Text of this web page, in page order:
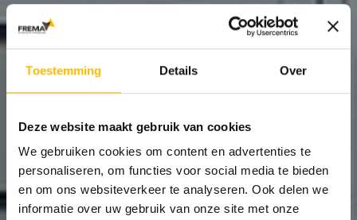
Toestemming Details Over
Deze website maakt gebruik van cookies
We gebruiken cookies om content en advertenties te
personaliseren, om functies voor social media te bieden
en om ons websiteverkeer te analyseren. Ook delen we
informatie over uw gebruik van onze site met onze